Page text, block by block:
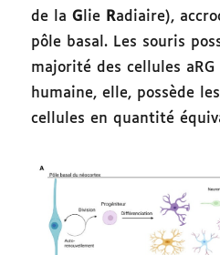
de laG lie Radiaire),
pôle basal. Les souris
majorité des cellules aRG [
humaine, elle, possède
cellules en quantité